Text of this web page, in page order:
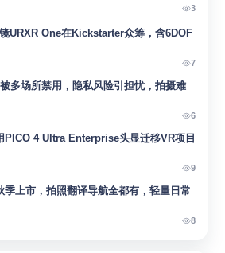
3
URXR One在Kickstarter众筹，含6DOF
7
多场所禁用，隐私风险引担忧，拍摄难
6
PICO 4 Ultra Enterprise头显迁移VR项目
9
季上市，拍照翻译导航全都有，轻量日常
8